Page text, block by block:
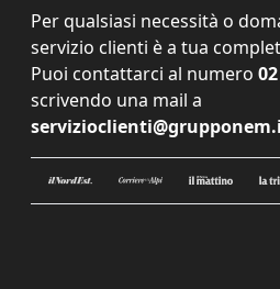
Per qualsiasi necessità o
servizio clienti è a tua
Puoi contattarci al numero
scrivendo una mail a